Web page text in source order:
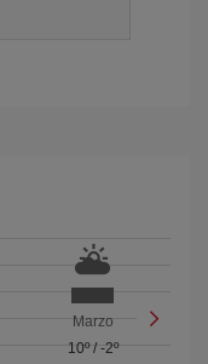
Marzo
10º/ -2º